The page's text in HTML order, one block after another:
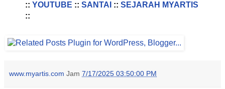
:: YOUTUBE :: SANTAI :: SEJARAH MYARTIS
::
www.myartis.com Jam 7/17/2025 03:50:00 PM